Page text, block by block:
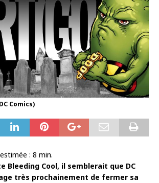
Comics)
: 8 min.
Bleeding Cool, il semblerait que DC
très prochainement de fermer sa